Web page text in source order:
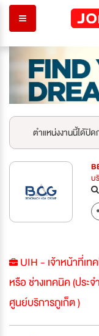
ตำแหน่งงานนี้ได้ปิ
บ
UIH - เจ้าหน้าที่เท
หรือ ช่างเทคนิค (ประ
ศูนย์บริการภูเก็ต )